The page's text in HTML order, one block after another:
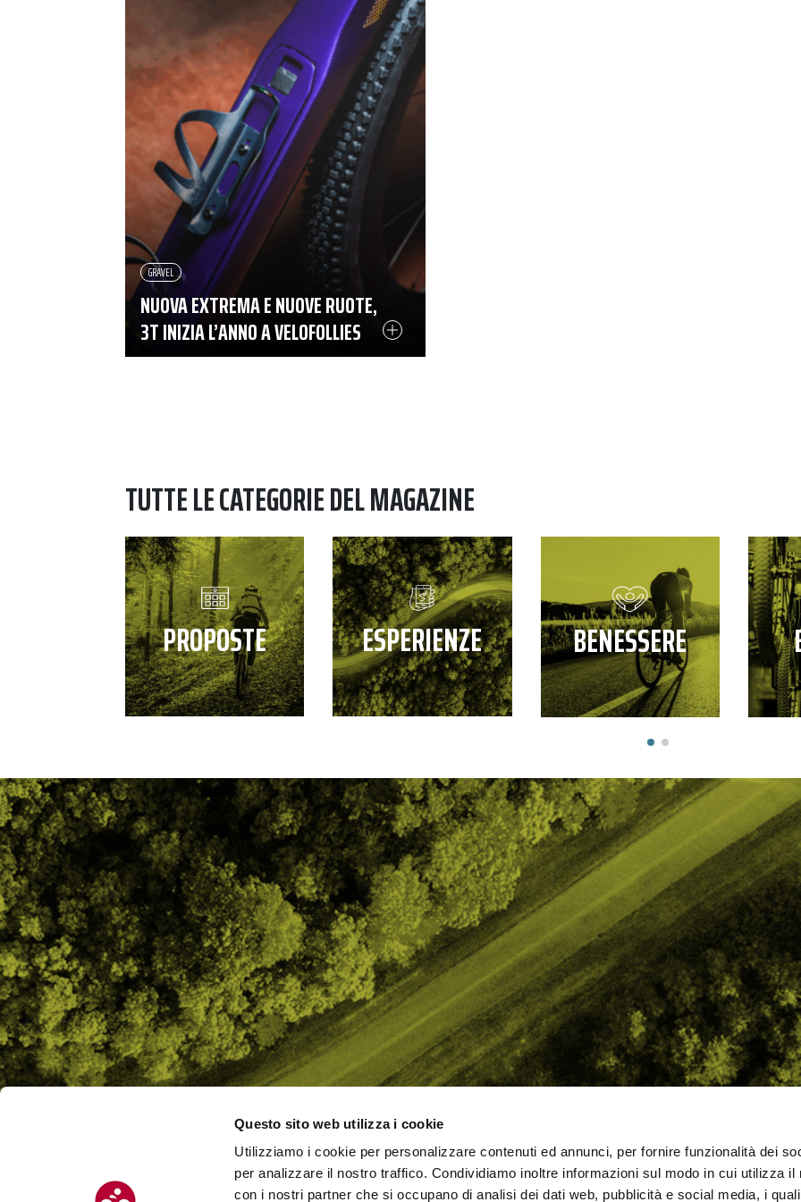
Questo sito web utilizza i cookie
Utilizziamo i cookie per personalizzare contenuti ed annunci, per fornire funzionalità dei
per analizzare il nostro traffico. Condividiamo inoltre informazioni sul modo in cui utilizza il
con i nostri partner che si occupano di analisi dei dati web, pubblicità e social media, i
GRAVEL
NUOVA EXTREMA E NUOVE RUOTE,
3T INIZIA L’ANNO A VELOFOLLIES
TUTTE LE CATEGORIE DEL MAGAZINE
PROPOSTE ESPERIENZE BENESSERE
CHI SIAMO
CONTATTI
STRADA
PROPOSTE
ESPERIENZE
BIKE LAB
BIKE HOTEL